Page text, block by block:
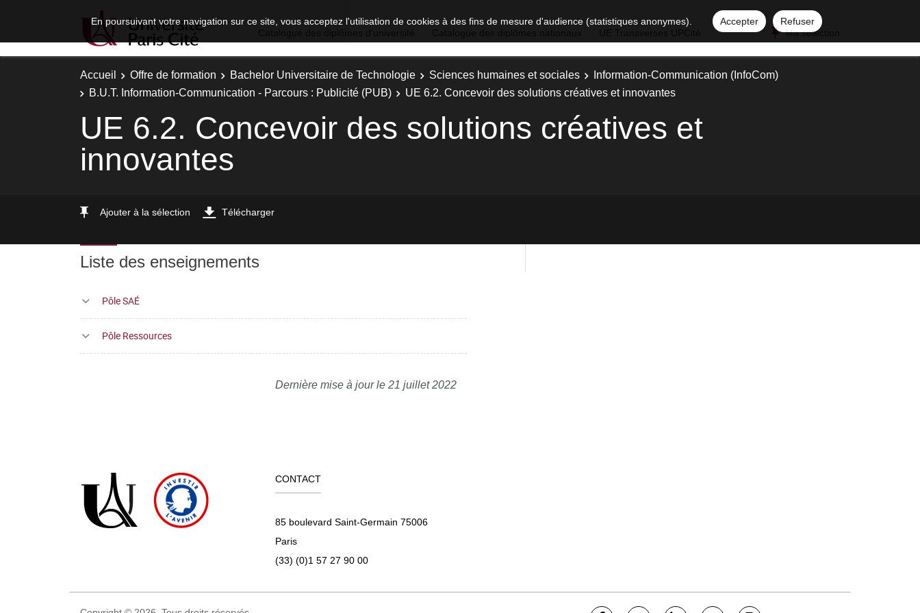
En poursuivant votre navigation sur ce site, vous acceptez l'utilisation de cookies à des fins de mesure d'audience (statistiques anonymes). Accepter
Refuser
Ma sélection
Accueil Offre de formation Bachelor Universitaire de Technologie Sciences humaines et sociales
Information-Communication (InfoCom)
B.U.T. Information-Communication - Parcours : Publicité (PUB)
UE 6.2. Concevoir des solutions créatives et innovantes
UE 6.2. Concevoir des solutions créatives et
innovantes
Ajouter à la sélection Télécharger
Liste des enseignements
Pôle SAÉ
Pôle Ressources
Dernière mise à jour le 21 juillet 2022
CONTACT
85 boulevard Saint-Germain 75006
Paris
(33) (0)1 57 27 90 00